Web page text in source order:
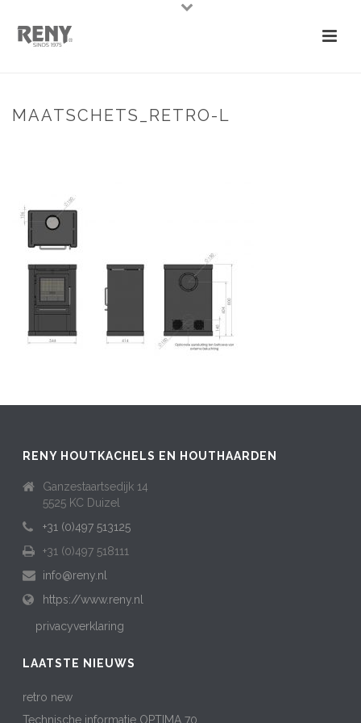
MAATSCHETS_RETRO-L
RENY HOUTKACHELS EN HOUTHAARDEN
Ganzestaartsedijk 14
5525 KC Duizel
+31 (0)497 513125
+31 (0)497 518111
info@reny.nl
https://www.reny.nl
privacyverklaring
LAATSTE NIEUWS
retro new
Technische informatie OPTIMA 70